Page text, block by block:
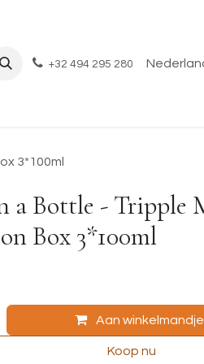
Over ons Blog
+32 494 295 280
3*100ml
a Bottle - Tripple
Box 3*100ml
Aan
Koop nu